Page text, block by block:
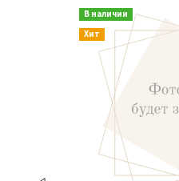
В наличии
Хит